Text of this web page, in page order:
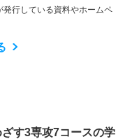
行している資料やホームペ
す3専攻7コースの学